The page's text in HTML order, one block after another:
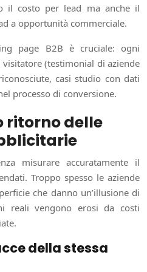
il costo per lead ma anche il
a opportunità commerciale.
page B2B è cruciale: ogni
(testimonial di aziende
casi studio con dati
processo di conversione.
ritorno delle
misurare accuratamente il
Troppo spesso le aziende
che danno un’illusione di
reali vengono erosi da costi
della stessa